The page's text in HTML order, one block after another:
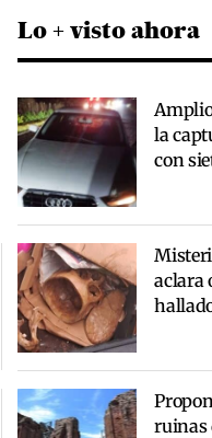
Lo + visto ahora
la
con
aclara
ruinas